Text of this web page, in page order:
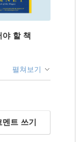
할 책
펼쳐보기
멘트 쓰기